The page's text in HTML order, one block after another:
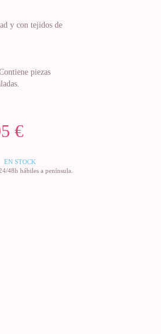
y con tejidos de
piezas
€
EN STOCK
48h hábiles a península.